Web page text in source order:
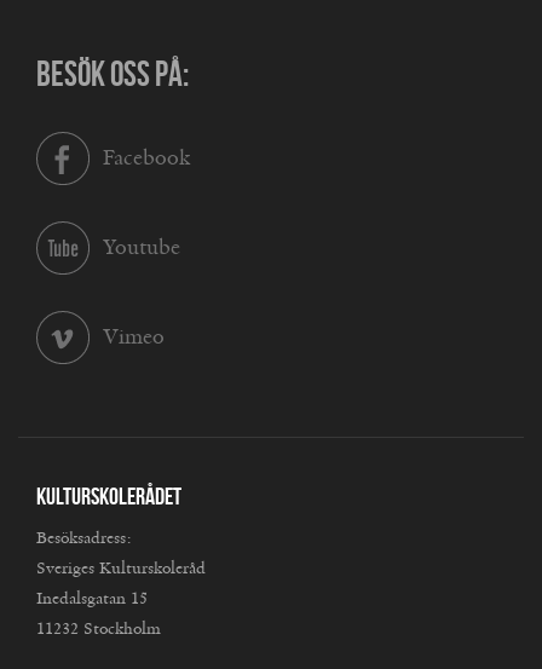
BESÖK OSS PÅ:
Facebook
Youtube
Vimeo
Kulturskolerådet
Besöksadress:
Sveriges Kulturskoleråd
Inedalsgatan 15
11232 Stockholm